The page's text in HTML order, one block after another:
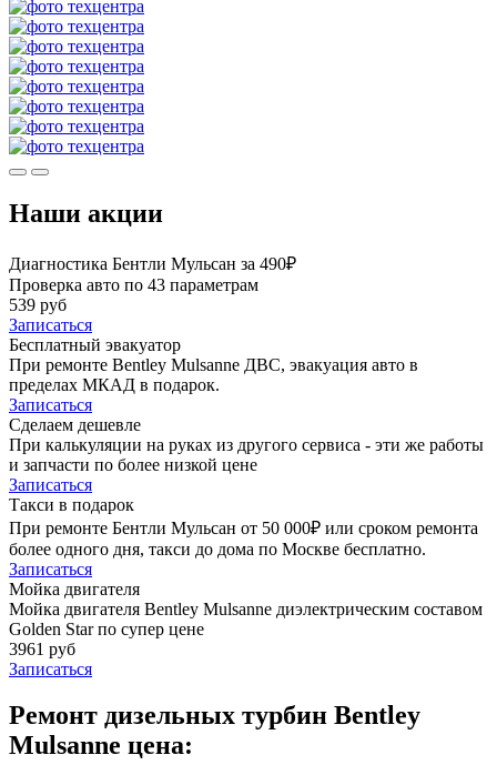
Наши акции
Диагностика Бентли Мульсан за 490₽
Проверка авто по 43 параметрам
539 руб
Записаться
Бесплатный эвакуатор
При ремонте Bentley Mulsanne ДВС, эвакуация авто в
пределах МКАД в подарок.
Записаться
Сделаем дешевле
При калькуляции на руках из другого сервиса - эти же работы
и запчасти по более низкой цене
Записаться
Такси в подарок
При ремонте Бентли Мульсан от 50 000₽ или сроком ремонта
более одного дня, такси до дома по Москве бесплатно.
Записаться
Мойка двигателя
Мойка двигателя Bentley Mulsanne диэлектрическим составом
Golden Star по супер цене
3961 руб
Записаться
Ремонт дизельных турбин Bentley
Mulsanne цена: